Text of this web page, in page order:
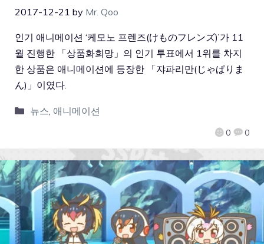
2017-12-21 by Mr. Qoo
0 0
인기 애니메이션 ‘케모노 프렌즈(けものフレンズ)’가 11
월 진행한 「상품화희망」의 인기 투표에서 1위를 차지
한 상품은 애니메이션에 등장한 「쟈파리만(じゃぱりま
ん)」이였다.
뉴스, 애니메이션